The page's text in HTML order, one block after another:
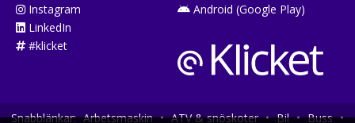
Instagram
LinkedIn
#klicket
Android (Google Play)
Snabblänkar: Arbetsmaskin • ATV & snöskoter • Bil • Buss •